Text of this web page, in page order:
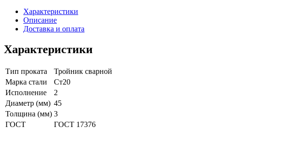
Характеристики
Описание
Доставка и оплата
Характеристики
Тип проката
Тройник сварной
Марка стали
Ст20
Исполнение
2
Диаметр (мм) 45
Толщина (мм) 3
ГОСТ
ГОСТ 17376